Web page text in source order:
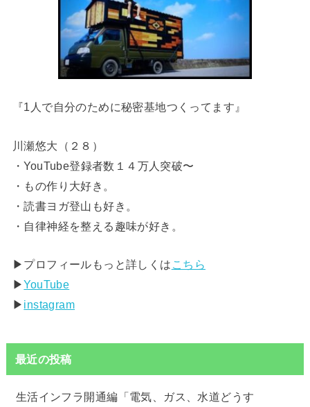
『1人で自分のために秘密基地つくってます』
川瀬悠大（２８）
・YouTube登録者数１４万人突破〜
・もの作り大好き。
・読書ヨガ登山も好き。
・自律神経を整える趣味が好き。
▶︎プロフィールもっと詳しくは こちら
▶︎YouTube
▶︎ instagram
最近の投稿
生活インフラ開通編「電気、ガス、水道どうす